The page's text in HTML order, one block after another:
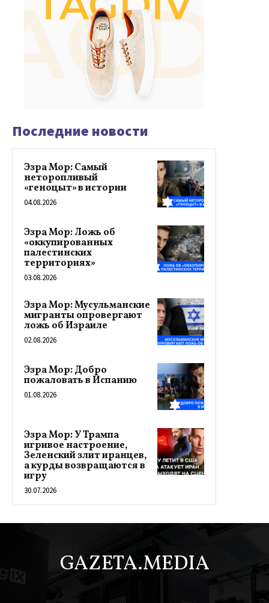
Последние новости
Эзра Мор: Самый
неторопливый
«геноцыт» в истории
04.08.2026
Эзра Мор: Ложь об
«оккупированных
палестинских
территориях»
03.08.2026
Эзра Мор: Мусульманские
мигранты опровергают
ложь об Израиле
02.08.2026
Эзра Мор: Добро
пожаловать в Испанию
01.08.2026
Эзра Мор: У Трампа
игривое настроение,
Зеленский злит иранцев,
а курды возвращаются в
игру
30.07.2026
GAZETA.MEDIA